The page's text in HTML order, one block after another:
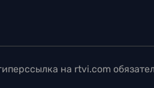
на rtvi.com